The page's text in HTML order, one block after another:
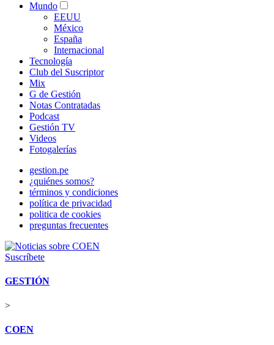
Mundo
EEUU
México
España
Internacional
Tecnología
Club del Suscriptor
Mix
G de Gestión
Notas Contratadas
Podcast
Gestión TV
Videos
Fotogalerías
gestion.pe
¿quiénes somos?
términos y condiciones
política de privacidad
politica de cookies
preguntas frecuentes
Suscríbete
GESTIÓN
>
COEN